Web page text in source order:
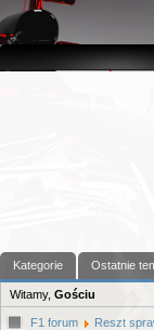
Kategorie Ostatnie
Witamy, Gościu
F1 forum Reszt